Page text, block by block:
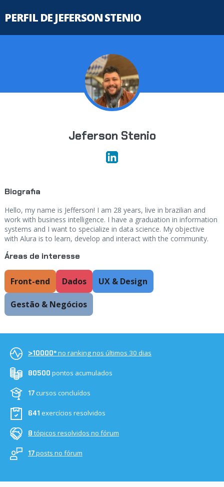
PERFIL DE JEFERSON STENIO
Jeferson Stenio
Biografia
Hello, my name is Jefferson! I am 28 years, live in brazilian and
work with business intelligence. I have a graduation in information
systems and I want to specialize in data science. My objective
with Alura is to learn, develop and interact with the community.
Áreas de interesse
Front-end Dados UX & Design
Gestão & Negócios
>10000ºno ranking nos últimos 30 dias
80500 pontos acumulados
17cursos concluídos
641 exercícios resolvidos
8 tópicos resolvidos no fórum
17posts no fórum